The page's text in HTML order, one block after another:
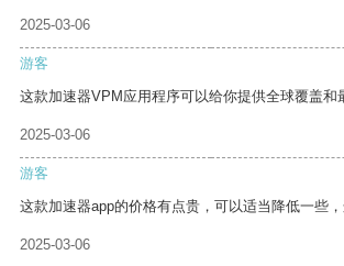
2025-03-06
游客
这款加速器VPM应用程序可以给你提供全球覆盖和
2025-03-06
游客
这款加速器app的价格有点贵，可以适当降低一些，
2025-03-06